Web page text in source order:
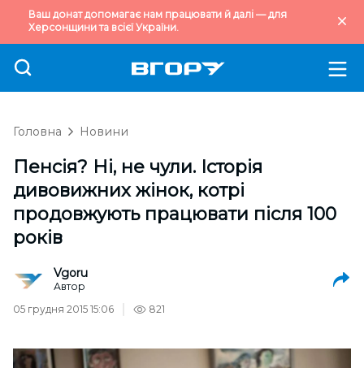
Ваш донат допомагає нам працювати й далі — для
Херсонщини та всієї України.
Головна Новини
Пенсія? Ні, не чули. Історія
дивовижних жінок, котрі
продовжують працювати після 100
років
Vgoru
Автор
05 грудня 2015 15:06
821